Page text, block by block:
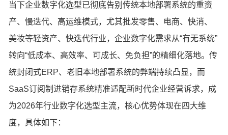
当下企业数字化选型已彻底告别传统本地部署系统的重资
产、慢迭代、高运维模式，尤其批发零售、电商、快消、
美妆等轻资产、快迭代行业，企业数字化需求从“有无系统”
转向“低成本、高效率、可成长、免负担”的精细化落地。传
统封闭式ERP、老旧本地部署系统的弊端持续凸显，而
SaaS订阅制进销存系统精准适配新时代企业经营诉求，成
为2026年行业数字化选型主流，核心优势体现在四大维
度，具体如下：